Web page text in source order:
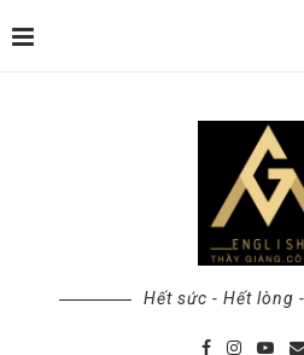
Hết sức - Hết lòng